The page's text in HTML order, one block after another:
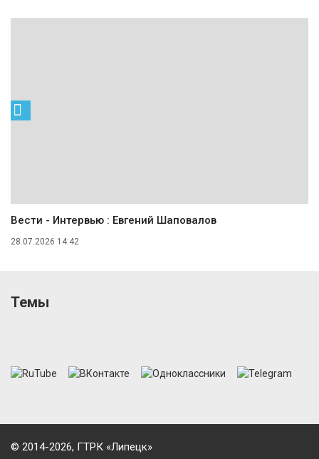
Вести - Интервью : Евгений Шаповалов
28.07.2026 14:42
Темы
© 2014-2026, ГТРК «Липецк»